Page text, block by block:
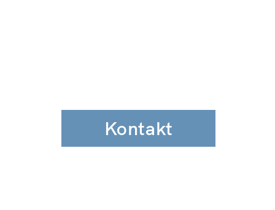
Kontakt